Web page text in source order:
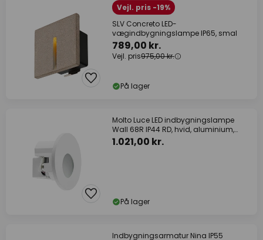
Vejl. pris -19%
SLV Concreto LED-
vægindbygningslampe IP65, smal
789,00 kr.
Vejl. pris975,00 kr.
På lager
Molto Luce LED indbygningslampe
Wall 68R IP44 RD, hvid, aluminium,
CCT
1.021,00 kr.
På lager
Indbygningsarmatur Nina IP55